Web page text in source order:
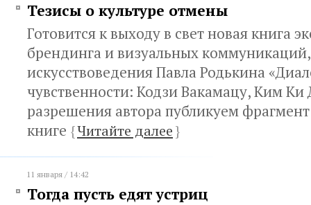
Тезисы о культуре отмены
Готовится к выходу в свет новая книга
брендинга и визуальных
искусствоведения Павла Родькина
чувственности: Кодзи Вакамацу, Ким Ки
разрешения автора публикуем
книге {Читайте далее}
11 января / 14:42
Тогда пусть едят устриц